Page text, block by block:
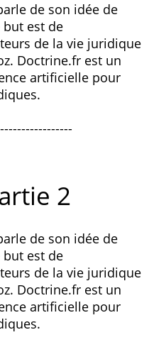
de son idée de
est de
de la vie juridique
Doctrine.fr est un
artificielle pour
2
de son idée de
est de
de la vie juridique
Doctrine.fr est un
artificielle pour